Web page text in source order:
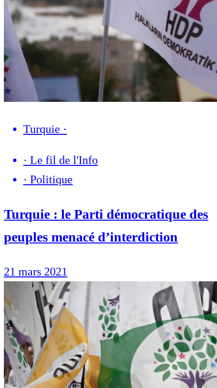
Turquie ·
· Le fil de l'Info
· Politique
Turquie : le Parti démocratique des
peuples menacé d’interdiction
21 mars 2021